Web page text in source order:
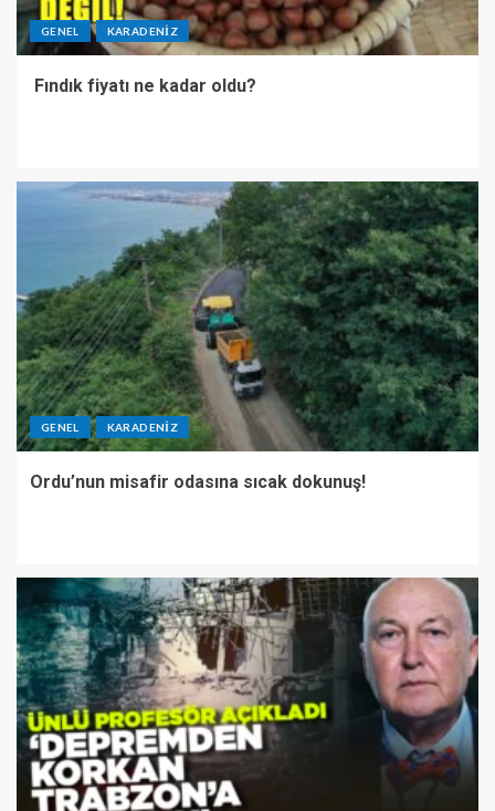
GENEL KARADENIZ
Fındık fiyatı ne kadar oldu?
GENEL KARADENIZ
Ordu’nun misafir odasına sıcak dokunuş!